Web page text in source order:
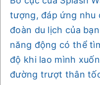
tượng, đáp ứng nhu
đoàn du lịch của
năng động có thể
độ khi lao mình
đường trượt thân